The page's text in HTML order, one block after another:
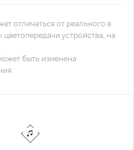
отличаться от реального в
устройства, на
быть изменена